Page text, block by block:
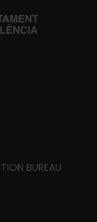
BUREAU